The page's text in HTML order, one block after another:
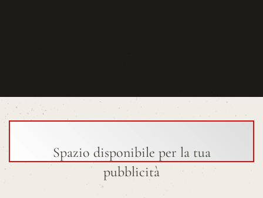
Spazio disponibile per la tua
pubblicità